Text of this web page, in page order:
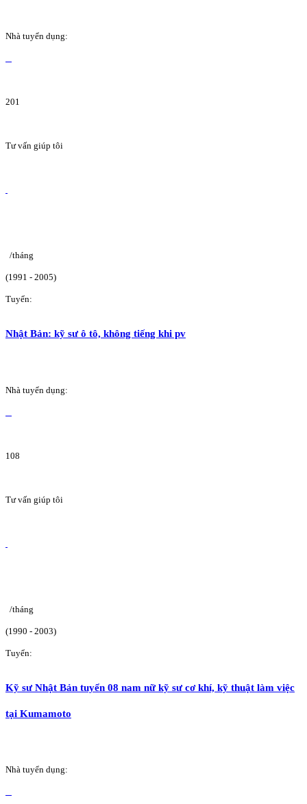
Nhà tuyển dụng:
201
Tư vấn giúp tôi
/tháng
(1991 - 2005)
Tuyển:
Nhật Bản: kỹ sư ô tô, không tiếng khi pv
Nhà tuyển dụng:
108
Tư vấn giúp tôi
/tháng
(1990 - 2003)
Tuyển:
Kỹ sư Nhật Bản tuyển 08 nam nữ kỹ sư cơ khí, kỹ thuật làm việc
tại Kumamoto
Nhà tuyển dụng: